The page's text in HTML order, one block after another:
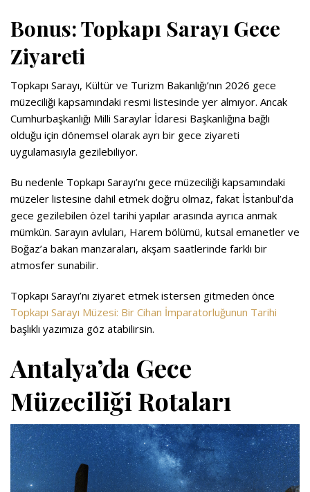
Bonus: Topkapı Sarayı Gece
Ziyareti
Topkapı Sarayı, Kültür ve Turizm Bakanlığı’nın 2026 gece
müzeciliği kapsamındaki resmi listesinde yer almıyor. Ancak
Cumhurbaşkanlığı Milli Saraylar İdaresi Başkanlığına bağlı
olduğu için dönemsel olarak ayrı bir gece ziyareti
uygulamasıyla gezilebiliyor.
Bu nedenle Topkapı Sarayı’nı gece müzeciliği kapsamındaki
müzeler listesine dahil etmek doğru olmaz, fakat İstanbul’da
gece gezilebilen özel tarihi yapılar arasında ayrıca anmak
mümkün. Sarayın avluları, Harem bölümü, kutsal emanetler ve
Boğaz’a bakan manzaraları, akşam saatlerinde farklı bir
atmosfer sunabilir.
Topkapı Sarayı’nı ziyaret etmek istersen gitmeden önce
Topkapı Sarayı Müzesi: Bir Cihan İmparatorluğunun Tarihi
başlıklı yazımıza göz atabilirsin.
Antalya’da Gece
Müzeciliği Rotaları